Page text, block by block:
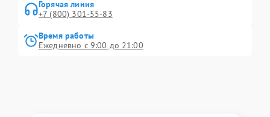
Горячая линия
+7 (800) 301-55-83
Время работы
Ежедневно с 9:00 до 21:00